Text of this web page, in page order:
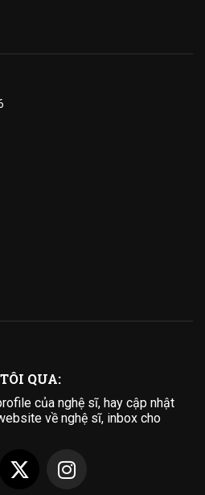
QUA:
của nghệ sĩ, hay cập nhật
về nghệ sĩ, inbox cho